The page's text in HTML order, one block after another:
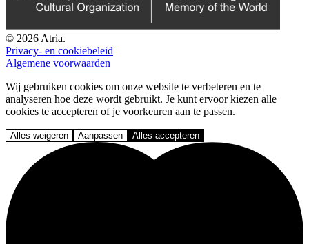
© 2026 Atria.
Privacy- en cookiebeleid
Algemene voorwaarden
Wij gebruiken cookies om onze website te verbeteren en te
analyseren hoe deze wordt gebruikt. Je kunt ervoor kiezen alle
cookies te accepteren of je voorkeuren aan te passen.
Alles weigeren Aanpassen Alles accepteren